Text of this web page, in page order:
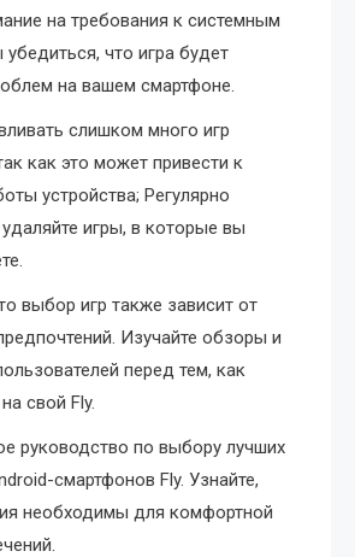
на требования к системным
что игра будет
на вашем смартфоне.
слишком много игр
как это может привести к
устройства; Регулярно
игры, в которые вы
выбор игр также зависит от
Изучайте обзоры и
перед тем, как
свой Fly.
руководство по выбору лучших
смартфонов Fly. Узнайте,
необходимы для комфортной